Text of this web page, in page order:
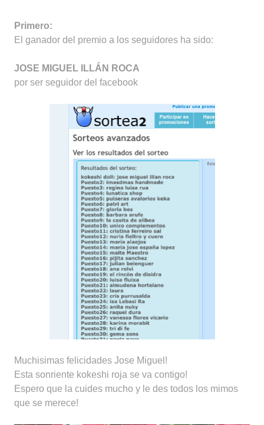
Primero:
El ganador del premio a los seguidores ha sido:
JOSE MIGUEL ILLÁN ROCA
por ser seguidor del facebook
Muchisimas felicidades Jose Miguel!
Esta sonriente kokeshi roja se va contigo!
Espero que la cuides mucho y le des todos los mimos
que se merece!